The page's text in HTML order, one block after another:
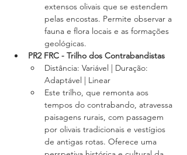
extensos olivais que se estendem
pelas encostas. Permite observar a
fauna e flora locais e as formações
geológicas.
PR2 FRC - Trilho dos Contrabandistas
Distância: Variável | Duração:
Adaptável | Linear
Este trilho, que remonta aos
tempos do contrabando, atravessa
paisagens rurais, com passagem
por olivais tradicionais e vestígios
de antigas rotas. Oferece uma